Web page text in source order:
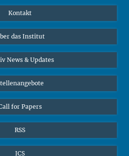
"Diversity"
Kontakt
das Institut
News & Updates
for Papers
RSS
ICS